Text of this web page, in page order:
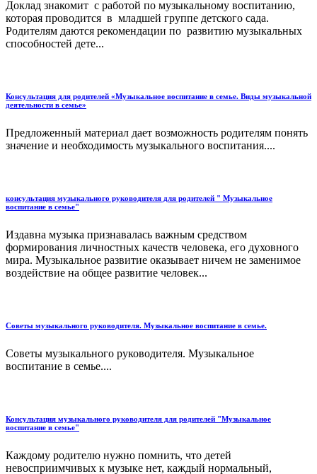
Доклад знакомит с работой по музыкальному воспитанию,
которая проводится в младшей группе детского сада.
Родителям даются рекомендации по развитию музыкальных
способностей дете...
Консультация для родителей «Музыкальное воспитание в семье. Виды музыкальной
деятельности в семье»
Предложенный материал дает возможность родителям понять
значение и необходимость музыкального воспитания....
консультация музыкального руководителя для родителей " Музыкальное
воспитание в семье"
Издавна музыка признавалась важным средством
формирования личностных качеств человека, его духовного
мира. Музыкальное развитие оказывает ничем не заменимое
воздействие на общее развитие человек...
Советы музыкального руководителя. Музыкальное воспитание в семье.
Советы музыкального руководителя. Музыкальное
воспитание в семье....
Консультация музыкального руководителя для родителей "Музыкальное
воспитание в семье"
Каждому родителю нужно помнить, что детей
невосприимчивых к музыке нет, каждый нормальный,